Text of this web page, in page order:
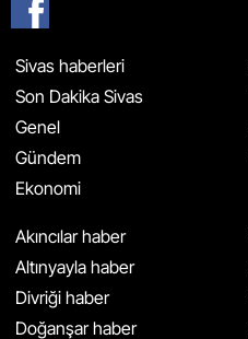
Sivas haberleri
Son Dakika Sivas
Genel
Gündem
Ekonomi
Akıncılar haber
Altınyayla haber
Divriği haber
Doğanşar haber